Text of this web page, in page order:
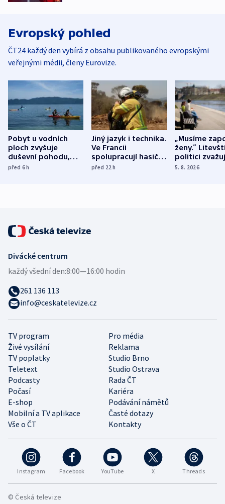
Evropský pohled
ČT24 každý den vybírá z obsahu publikovaného evropskými
veřejnými médii, členy Eurovize.
Pobyt u vodních
ploch zvyšuje
duševní pohodu,
ukázala
před 6h
Jiný jazyk i technika.
Ve Francii
spolupracují hasiči z
různých zemí
před 22h
„Musíme
ženy.“
politici
dohodu o
5. 8. 2026
Instagram Facebook YouTube X Threads
TV program
Pro média
Živé vysílání
Reklama
TV poplatky
Studio Brno
Teletext
Studio Ostrava
Podcasty
Rada ČT
Počasí
Kariéra
E-shop
Podávání námětů
Mobilní a TV aplikace
Časté dotazy
Vše o ČT
Kontakty
Divácké centrum
každý všední den:8:00—16:00 hodin
261 136 113
info@ceskatelevize.cz
© Česká televize